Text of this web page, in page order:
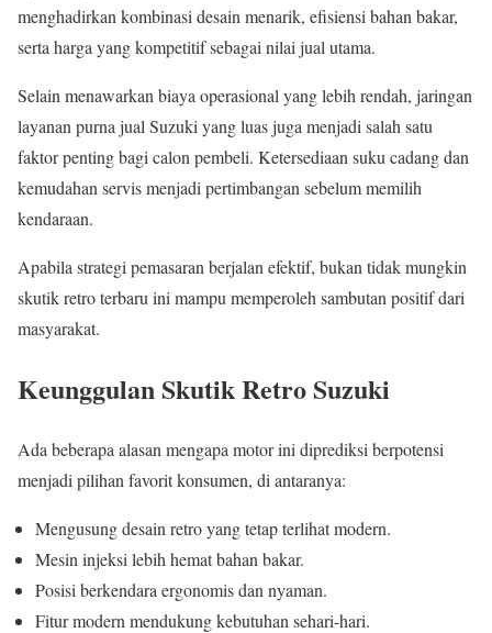
menghadirkan kombinasi desain menarik, efisiensi bahan bakar,
serta harga yang kompetitif sebagai nilai jual utama.
Selain menawarkan biaya operasional yang lebih rendah, jaringan
layanan purna jual Suzuki yang luas juga menjadi salah satu
faktor penting bagi calon pembeli. Ketersediaan suku cadang dan
kemudahan servis menjadi pertimbangan sebelum memilih
kendaraan.
Apabila strategi pemasaran berjalan efektif, bukan tidak mungkin
skutik retro terbaru ini mampu memperoleh sambutan positif dari
masyarakat.
Keunggulan Skutik Retro Suzuki
Ada beberapa alasan mengapa motor ini diprediksi berpotensi
menjadi pilihan favorit konsumen, di antaranya:
Mengusung desain retro yang tetap terlihat modern.
Mesin injeksi lebih hemat bahan bakar.
Posisi berkendara ergonomis dan nyaman.
Fitur modern mendukung kebutuhan sehari-hari.